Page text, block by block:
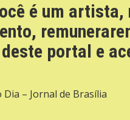
é um
portal e
– Jornal de Brasília